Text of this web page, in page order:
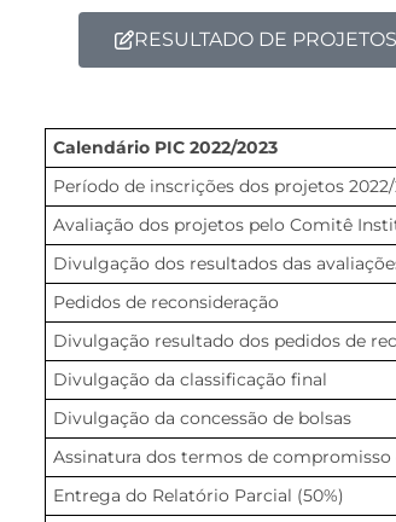
RESULTADO DE
Calendário PIC 2022/2023
Período de inscrições dos projetos
Avaliação dos projetos pelo Comitê
Divulgação dos resultados das
Pedidos de reconsideração
Divulgação resultado dos pedidos de
Divulgação da classificação final
Divulgação da concessão de bolsas
Assinatura dos termos de compromisso
Entrega do Relatório Parcial (50%)